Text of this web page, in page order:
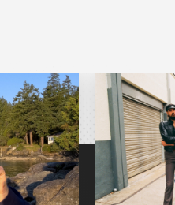
urgente, rapide et
: leurs trois
yeux bougent
autres, l'idée que ces
permettent de mieux
de l'écriture de
pour faire passer